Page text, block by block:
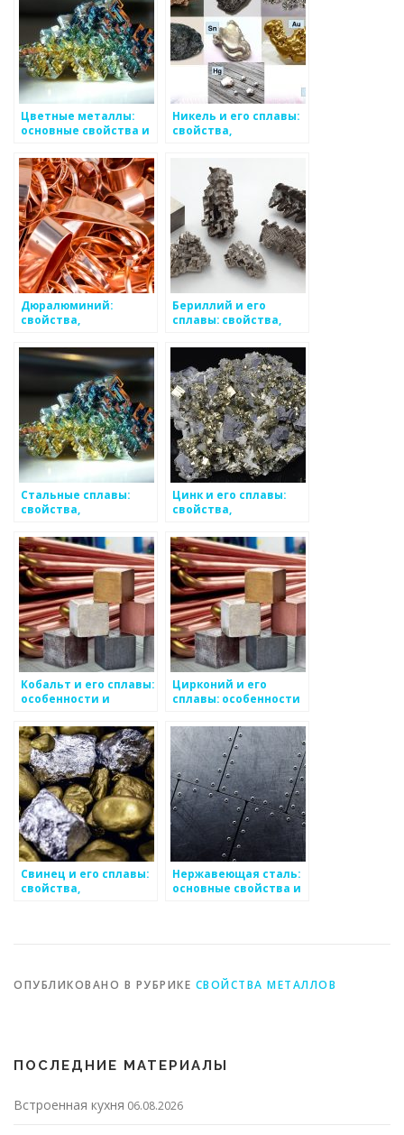
Цветные металлы:
основные свойства и
Никель и его сплавы:
свойства,
Дюралюминий:
свойства,
основные
достоинства
Бериллий и его
сплавы: свойства,
особенности
Стальные сплавы:
свойства,
применение
Цинк и его сплавы:
свойства,
особенности
Кобальт и его сплавы:
особенности и
Цирконий и его
сплавы: особенности
Свинец и его сплавы:
свойства,
Нержавеющая сталь:
основные свойства и
ОПУБЛИКОВАНО В РУБРИКЕ СВОЙСТВА МЕТАЛЛОВ
ПОСЛЕДНИЕ МАТЕРИАЛЫ
Встроенная кухня 06.08.2026